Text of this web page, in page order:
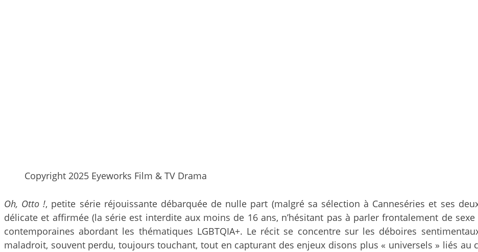
Copyright 2025 Eyeworks Film & TV Drama
Oh, Otto !, petite série réjouissante débarquée de nulle part (malgré sa sélection à Canneséries et ses
délicate et affirmée (la série est interdite aux moins de 16 ans, n’hésitant pas à parler frontalement de
contemporaines abordant les thématiques LGBTQIA+. Le récit se concentre sur les déboires
maladroit, souvent perdu, toujours touchant, tout en capturant des enjeux disons plus « universels » liés au